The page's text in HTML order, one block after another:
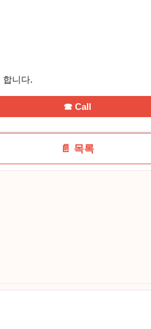
합니다.
☎ Call
📄 목록